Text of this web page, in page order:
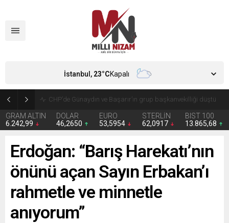
CHP’de Günaydın ve Başarır’ın grup başkanvekilliği düştü
GRAM ALTIN
6.242,99
DOLAR
46,2650
EURO
53,5954
STERLİN
62,0917
BIST 100
13.865,68
İstanbul, 23°CKapalı
Erdoğan: “Barış Harekatı’nın
önünü açan Sayın Erbakan’ı
rahmetle ve minnetle
anıyorum”